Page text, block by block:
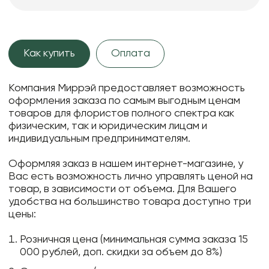
Как купить Оплата
Компания Миррэй предоставляет возможность
оформления заказа по самым выгодным ценам
товаров для флористов полного спектра как
физическим, так и юридическим лицам и
индивидуальным предпринимателям.
Оформляя заказ в нашем интернет-магазине, у
Вас есть возможность лично управлять ценой на
товар, в зависимости от объема. Для Вашего
удобства на большинство товара доступно три
цены:
Розничная цена (минимальная сумма заказа 15
000 рублей, доп. скидки за объем до 8%)